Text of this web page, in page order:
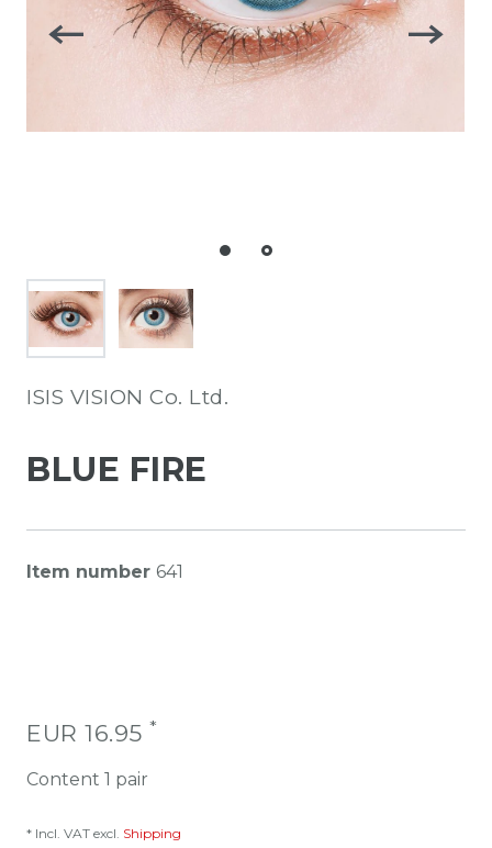
ISIS VISION Co. Ltd.
BLUE FIRE
Item number 641
EUR 16.95 *
Content 1 pair
* Incl. VAT excl. Shipping